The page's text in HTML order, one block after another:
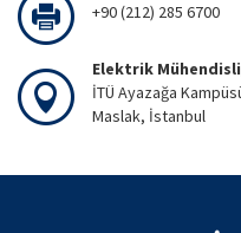
+90 (212) 285 6700
Elektrik
İTÜ Ayazağa
Maslak, İstanbul